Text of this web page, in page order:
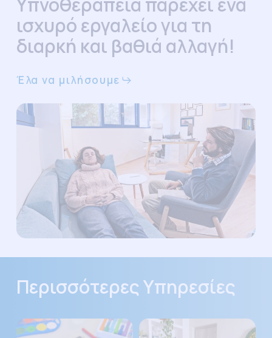
ισχυρό εργαλείο για τη
διαρκή και βαθιά αλλαγή!
Έλα να μιλήσουμε
Περισσότερες Υπηρεσίες
Εικαστική
Γνωσιακή